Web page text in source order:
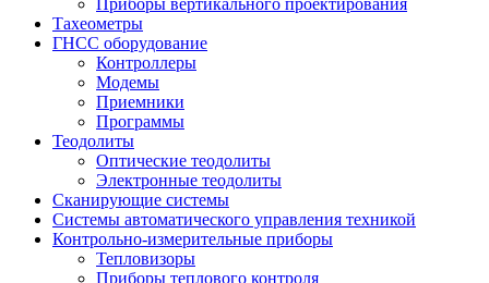
Тахеометры
ГНСС оборудование
Контроллеры
Модемы
Приемники
Программы
Теодолиты
Оптические теодолиты
Электронные теодолиты
Сканирующие системы
Системы автоматического управления техникой
Контрольно-измерительные приборы
Тепловизоры
Приборы теплового контроля